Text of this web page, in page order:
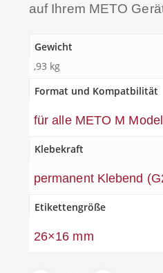
auf Ihrem METO
Gewicht
,93 kg
Format und Kompatbilität
für alle METO M
Klebekraft
permanent Klebend
Etikettengröße
26×16 mm